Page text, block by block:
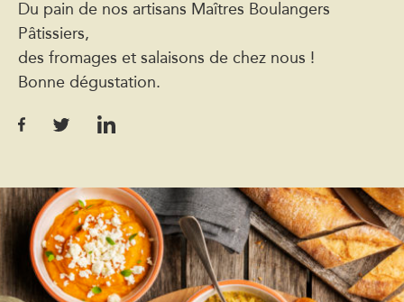
Du pain de nos artisans Maîtres Boulangers
Pâtissiers,
des fromages et salaisons de chez nous !
Bonne dégustation.